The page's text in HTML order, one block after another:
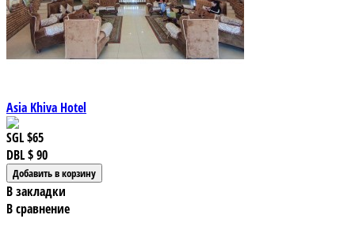
Asia Khiva Hotel
SGL$65
DBL$ 90
В закладки
В сравнение